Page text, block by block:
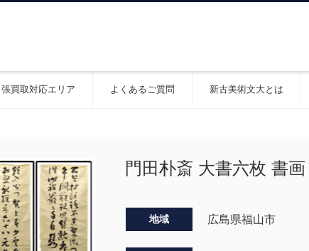
買取対応エリア よくあるご質問 新古美術文大とは
門田朴斎 大書六枚 書画
地域 広島県福山市